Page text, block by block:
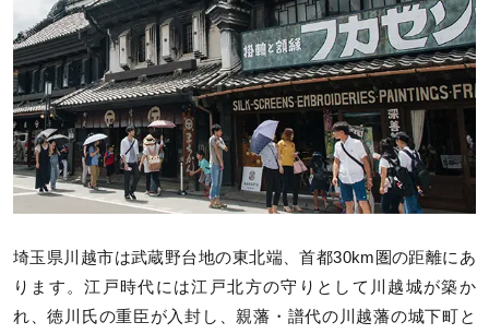
埼玉県川越市は武蔵野台地の東北端、首都30km圏の距離にあ
ります。江戸時代には江戸北方の守りとして川越城が築か
れ、徳川氏の重臣が入封し、親藩・譜代の川越藩の城下町と